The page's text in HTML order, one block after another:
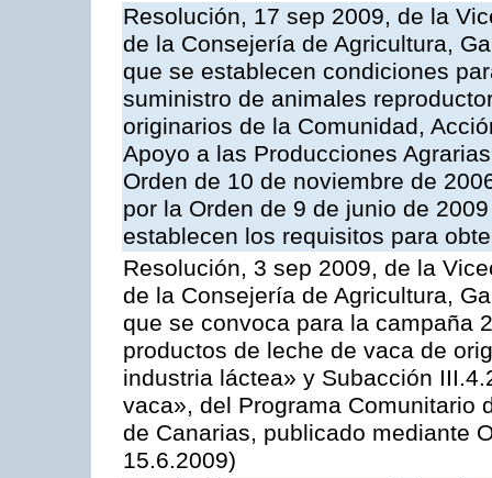
Resolución, 17 sep 2009, de la
de la Consejería de Agricultura,
que se establecen condiciones
suministro de animales
originarios de la Comunidad,
Apoyo a las Producciones
Orden de 10 de noviembre de
por la Orden de 9 de junio de
establecen los requisitos para
Resolución, 3 sep 2009, de la
de la Consejería de Agricultura,
que se convoca para la campaña
productos de leche de vaca de
industria láctea» y Subacción
vaca», del Programa Comunitario
de Canarias, publicado mediante
15.6.2009)